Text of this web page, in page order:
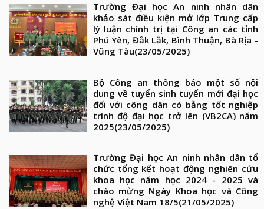
Trường Đại học An ninh nhân dân
khảo sát điều kiện mở lớp Trung cấp
lý luận chính trị tại Công an các tỉnh
Phú Yên, Đắk Lắk, Bình Thuận, Bà Rịa -
Vũng Tàu(23/05/2025)
Bộ Công an thông báo một số nội
dung về tuyển sinh tuyển mới đại học
đối với công dân có bằng tốt nghiệp
trình độ đại học trở lên (VB2CA) năm
2025(23/05/2025)
Trường Đại học An ninh nhân dân tổ
chức tổng kết hoạt động nghiên cứu
khoa học năm học 2024 - 2025 và
chào mừng Ngày Khoa học và Công
nghệ Việt Nam 18/5(21/05/2025)